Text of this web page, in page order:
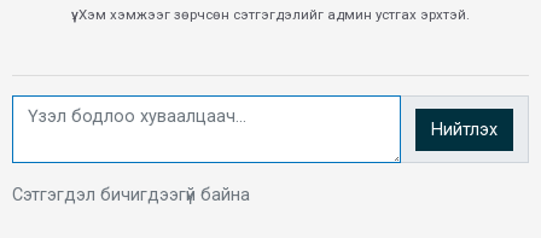
үү. Хэм хэмжээг зөрчсөн сэтгэгдэлийг админ устгах эрхтэй.
Нийтлэх
Сэтгэгдэл бичигдээгүй байна